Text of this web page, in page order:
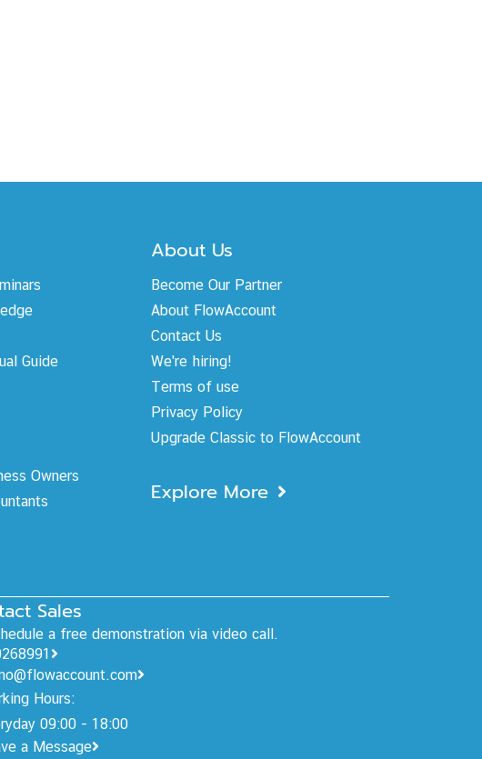
Guide
Owners
About Us
Become Our Partner
About FlowAccount
Contact Us
We're hiring!
Terms of use
Privacy Policy
Upgrade Classic to FlowAccount
Explore More
Sales
a free demonstration via video call.
Hours:
09:00 - 18:00
a Message